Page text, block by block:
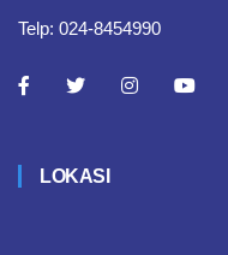
Telp: 024-8454990
LOKASI